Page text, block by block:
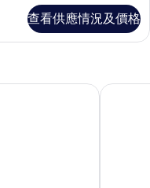
查看供應情況及價格
村) 御宿野